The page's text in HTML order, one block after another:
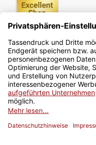
Newsletter